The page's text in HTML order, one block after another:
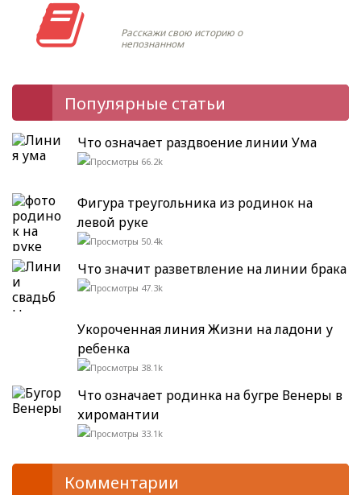
Расскажи свою историю о
непознанном
Популярные статьи
Что означает раздвоение линии Ума
66.2k
Фигура треугольника из родинок на
левой руке
50.4k
Что значит разветвление на линии брака
47.3k
Укороченная линия Жизни на ладони у
ребенка
38.1k
Что означает родинка на бугре Венеры в
хиромантии
33.1k
Комментарии